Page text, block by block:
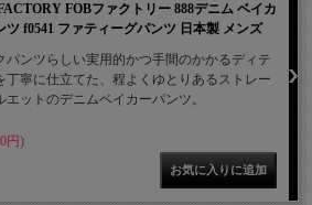
FOBファクトリー 888デニム ベイカ
ツ f0541 ファティーグパンツ 日本製 メンズ
パンツらしい実用的かつ手間のかかるディテ
丁寧に仕立てた、程よくゆとりあるストレー
エットのデニムベイカーパンツ。
円)